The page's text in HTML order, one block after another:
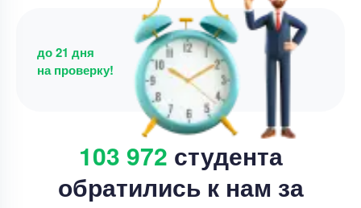
до 21 дня
на проверку!
103 972 студента
обратились к нам за